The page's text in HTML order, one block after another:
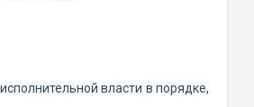
власти в порядке,